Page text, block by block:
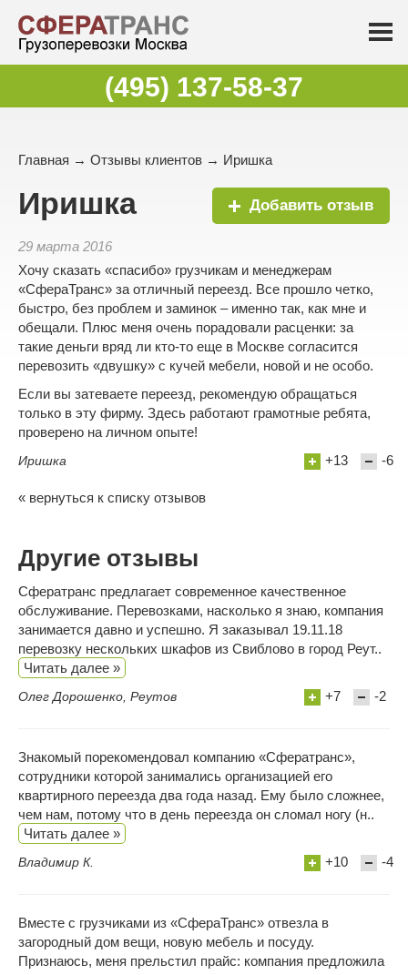
(495) 137-58-37
Главная → Отзывы клиентов → Иришка
Иришка Добавить отзыв
29 марта 2016
Хочу сказать «спасибо» грузчикам и менеджерам
«СфераТранс» за отличный переезд. Все прошло четко,
быстро, без проблем и заминок – именно так, как мне и
обещали. Плюс меня очень порадовали расценки: за
такие деньги вряд ли кто-то еще в Москве согласится
перевозить «двушку» с кучей мебели, новой и не особо.
Если вы затеваете переезд, рекомендую обращаться
только в эту фирму. Здесь работают грамотные ребята,
проверено на личном опыте!
Иришка +13 -6
« вернуться к списку отзывов
Другие отзывы
Сфератранс предлагает современное качественное
обслуживание. Перевозками, насколько я знаю, компания
занимается давно и успешно. Я заказывал 19.11.18
перевозку нескольких шкафов из Свиблово в город Реут..
Читать далее »
Олег Дорошенко, Реутов +7 -2
Знакомый порекомендовал компанию «Сфератранс»,
сотрудники которой занимались организацией его
квартирного переезда два года назад. Ему было сложнее,
чем нам, потому что в день переезда он сломал ногу (н..
Читать далее »
Владимир К. +10 -4
Вместе с грузчиками из «СфераТранс» отвезла в
загородный дом вещи, новую мебель и посуду.
Признаюсь, меня прельстил прайс: компания предложила